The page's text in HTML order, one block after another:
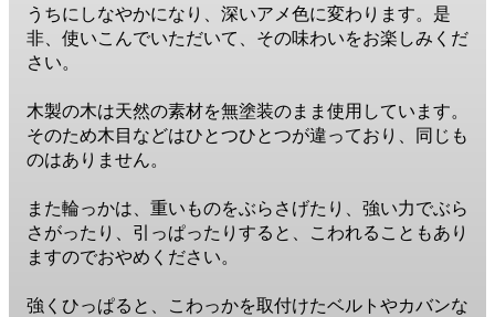
うちにしなやかになり、深いアメ色に変わります。是
非、使いこんでいただいて、その味わいをお楽しみくだ
さい。
木製の木は天然の素材を無塗装のまま使用しています。
そのため木目などはひとつひとつが違っており、同じも
のはありません。
また輪っかは、重いものをぶらさげたり、強い力でぶら
さがったり、引っぱったりすると、こわれることもあり
ますのでおやめください。
強くひっぱると、こわっかを取付けたベルトやカバンな